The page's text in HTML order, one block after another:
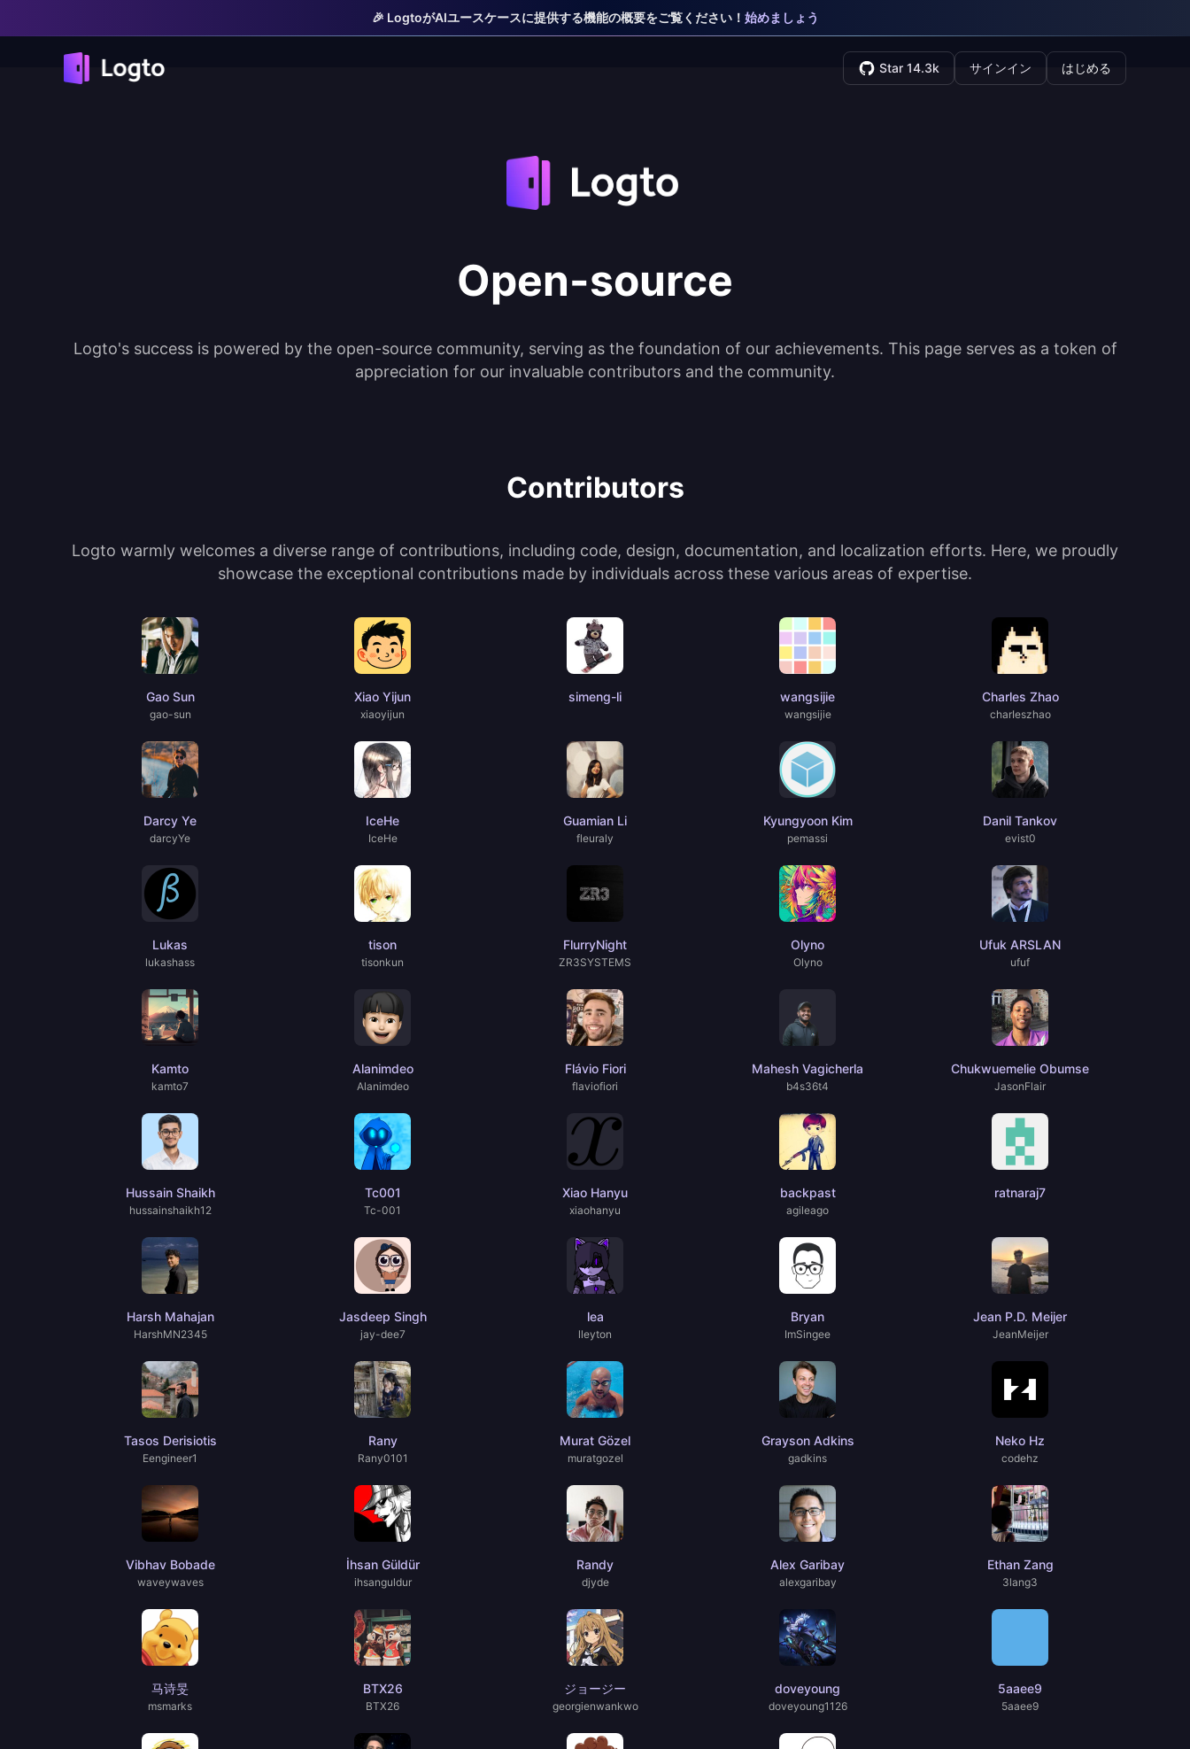
🎉 LogtoがAIユースケースに提供する機能の概要をご覧ください！ 始めましょう
Star 14.3k サインイン はじめる
Open-source
Logto's success is powered by the open-source community, serving as the foundation of our achievements. This page serves as a token of
appreciation for our invaluable contributors and the community.
Contributors
Logto warmly welcomes a diverse range of contributions, including code, design, documentation, and localization efforts. Here, we proudly
showcase the exceptional contributions made by individuals across these various areas of expertise.
Gao Sun
gao-sun
Xiao Yijun
xiaoyijun
simeng-li wangsijie
wangsijie
Charles Zhao
charIeszhao
Darcy Ye
darcyYe
IceHe
IceHe
Guamian Li
fleuraly
Kyungyoon Kim
pemassi
Danil Tankov
evist0
Lukas
lukashass
tison
tisonkun
FlurryNight
ZR3SYSTEMS
Olyno
Olyno
Ufuk ARSLAN
ufuf
Kamto
kamto7
Alanimdeo
Alanimdeo
Flávio Fiori
flaviofiori
Mahesh Vagicherla
b4s36t4
Chukwuemelie Obumse
JasonFlair
Hussain Shaikh
hussainshaikh12
Tc001
Tc-001
Xiao Hanyu
xiaohanyu
backpast
agileago
ratnaraj7
Harsh Mahajan
HarshMN2345
Jasdeep Singh
jay-dee7
lea
lleyton
Bryan
ImSingee
Jean P.D. Meijer
JeanMeijer
Tasos Derisiotis
Eengineer1
Rany
Rany0101
Murat Gözel
muratgozel
Grayson Adkins
gadkins
Neko Hz
codehz
Vibhav Bobade
waveywaves
İhsan Güldür
ihsanguldur
Randy
djyde
Alex Garibay
alexgaribay
Ethan Zang
3lang3
马诗旻
msmarks
BTX26
BTX26
ジョージー
georgienwankwo
doveyoung
doveyoung1126
5aaee9
5aaee9